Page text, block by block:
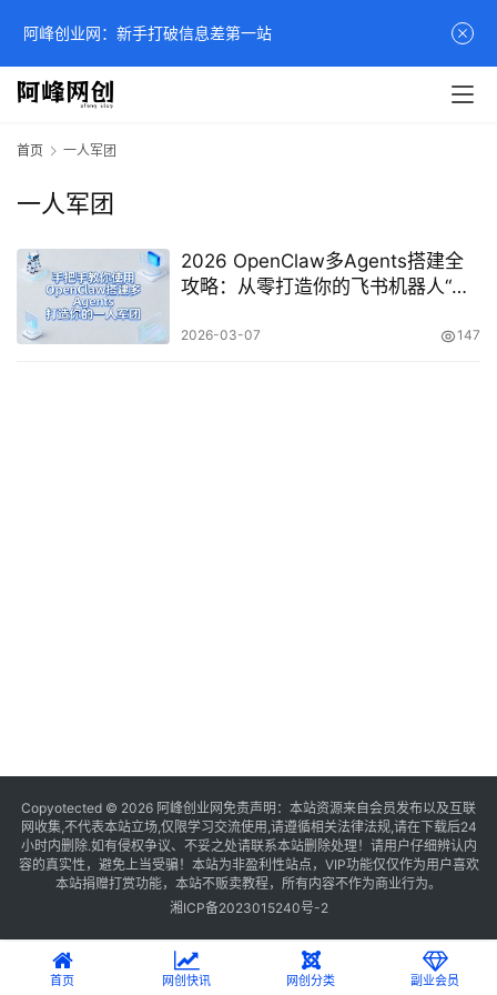
首页 一人军团
一人军团
2026 OpenClaw多Agents搭建全
攻略：从零打造你的飞书机器人“一
2026-03-07 147
Copyotected © 2026 阿峰创业网 免责声明：本站资源来自会员发布以及互联
网收集,不代表本站立场,仅限学习交流使用,请遵循相关法律法规,请在下载后24
小时内删除.如有侵权争议、不妥之处请联系本站删除处理！请用户仔细辨认内
容的真实性，避免上当受骗！本站为非盈利性站点，VIP功能仅仅作为用户喜欢
本站捐赠打赏功能，本站不贩卖教程，所有内容不作为商业行为。
湘ICP备2023015240号-2
首页 网创快讯 网创分类 副业会员
阿峰创业网：新手打破信息差第一站